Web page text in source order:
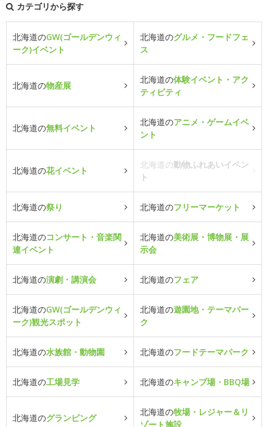
カテゴリから探す
北海道のGW(ゴールデンウィ
ーク)イベント
北海道のグルメ・フードフェ
ス
北海道の物産展
北海道の体験イベント・アク
ティビティ
北海道の無料イベント
北海道のアニメ・ゲームイベ
ント
北海道の花イベント
北海道の動物ふれあいイベン
ト
北海道の祭り 北海道のフリーマーケット
北海道のコンサート・音楽関
連イベント
北海道の美術展・博物展・展
示会
北海道の演劇・講演会 北海道のフェア
北海道のGW(ゴールデンウィ
ーク)観光スポット
北海道の遊園地・テーマパー
ク
北海道の水族館・動物園 北海道のフードテーマパーク
北海道の工場見学 北海道のキャンプ場・BBQ場
北海道のグランピング
北海道の牧場・レジャー＆リ
ゾート施設